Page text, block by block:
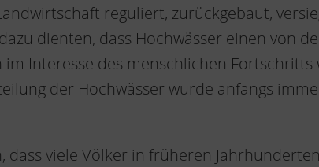
reguliert, zurückgebaut,
dienten, dass Hochwässer einen von
im Interesse des menschlichen
der Hochwässer wurde anfangs
dass viele Völker in früheren